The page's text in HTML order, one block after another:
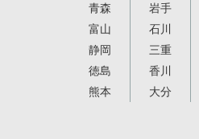
青森
岩手
富山
石川
静岡
三重
徳島
香川
熊本
大分